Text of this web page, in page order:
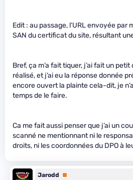
Edit : au passage, l’URL envoyée par
SAN du certificat du site, résultant
Bref, ça m’a fait tiquer, j’ai fait un
réalisé, et j’ai eu la réponse donnée
encore ouvert la plainte cela-dit, je
temps de le faire.
Ca me fait aussi penser que j’ai un
scanné ne mentionnant ni le
droits, ni les coordonnées du DPO à
Jarodd
Premium